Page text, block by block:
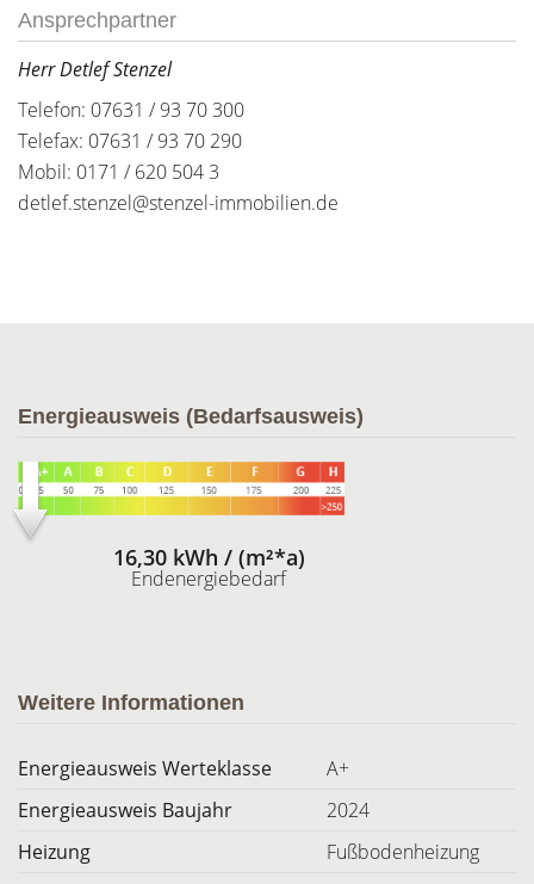
Ansprechpartner
Herr Detlef Stenzel
Telefon: 07631 / 93 70 300
Telefax: 07631 / 93 70 290
Mobil: 0171 / 620 504 3
detlef.stenzel@stenzel-immobilien.de
Energieausweis (Bedarfsausweis)
16,30 kWh / (m²*a)
Endenergiebedarf
Weitere Informationen
Energieausweis Werteklasse
A+
Energieausweis Baujahr
2024
Heizung
Fußbodenheizung